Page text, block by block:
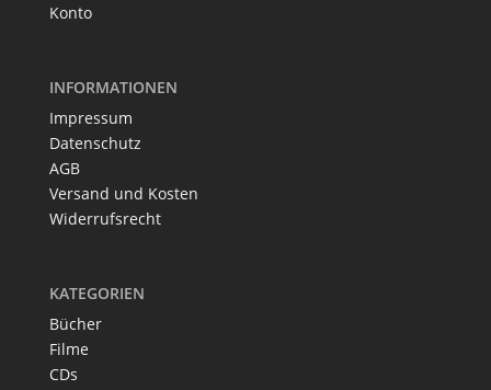
Konto
INFORMATIONEN
Impressum
Datenschutz
AGB
Versand und Kosten
Widerrufsrecht
KATEGORIEN
Bücher
Filme
CDs